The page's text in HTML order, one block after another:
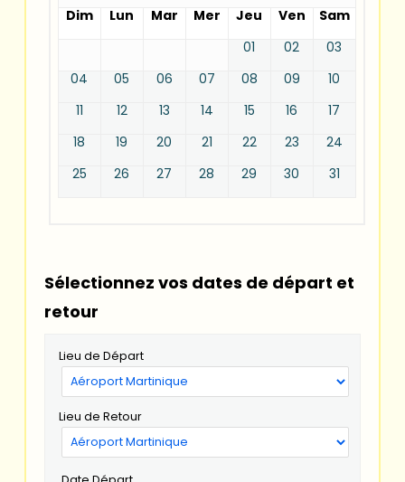
Dim
Lun Mar Mer Jeu Ven
Sam
01
02
03
04
05 06 07 08 09
10
11
12 13 14 15 16
17
18
19 20 21 22 23
24
25
26 27 28 29 30 31
Sélectionnez vos dates de départ et
retour
Lieu de Départ
Lieu de Retour